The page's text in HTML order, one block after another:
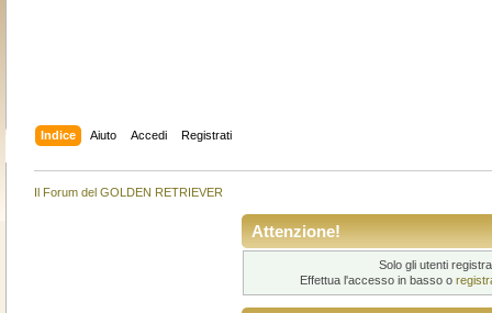
Indice Aiuto Accedi Registrati
Il Forum del GOLDEN RETRIEVER
Attenzione!
Solo gli utenti
Effettua l'accesso in basso o